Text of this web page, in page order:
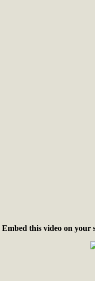
Embed this video on your